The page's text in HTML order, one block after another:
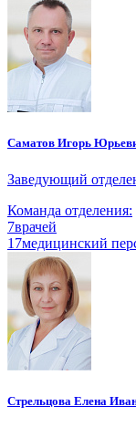
Саматов Игорь
Заведующий
Команда отделения:
7врачей
17медицинский
Стрельцова Елена